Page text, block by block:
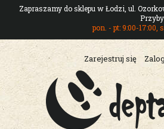
Zapraszamy do sklepu w Łodzi, ul.
pon. - pt: 9:00-17:00,
Zarejestruj się